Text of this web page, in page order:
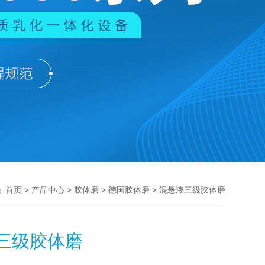
首页> 产品中心> 胶体磨 > 德国胶体磨 > 混悬液三级胶体磨
级胶体磨